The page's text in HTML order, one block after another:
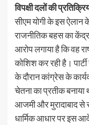
विपक्षी दलों की
सीएम योगी के इस ऐलान
राजनीतिक बहस का
आरोप लगाया है कि वह
कोशिश कर रही है।
के दौरान कांग्रेस के
चेतना का प्रतीक बनाया
आजमी और मुरादाबाद से
धार्मिक आधार पर इस